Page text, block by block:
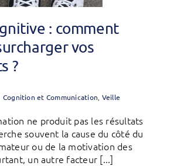
: comment
vos
?
Cognition et Communication Veille
ne produit pas les résultats
souvent la cause du côté du
ou de la motivation des
un autre facteur [...]